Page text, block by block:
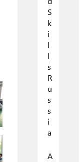
S
k
i
l
l
s
R
u
s
s
i
a
А